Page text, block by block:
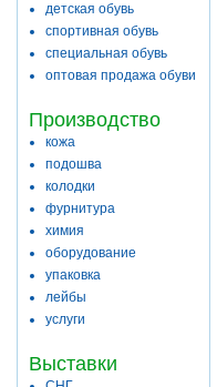
детская обувь
спортивная обувь
специальная обувь
оптовая продажа обуви
Производство
кожа
подошва
колодки
фурнитура
химия
оборудование
упаковка
лейбы
услуги
Выставки